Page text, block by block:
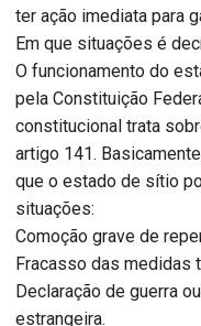
ter ação imediata para
Em que situações é
O funcionamento do
pela Constituição
constitucional trata
artigo 141.
que o estado de sítio
situações:
Comoção grave de
Fracasso das medidas
Declaração de guerra
estrangeira.